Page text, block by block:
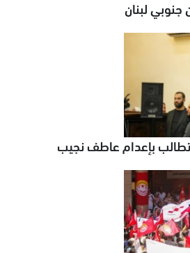
لبنان
تطالب بإعدام عاطف نجيب